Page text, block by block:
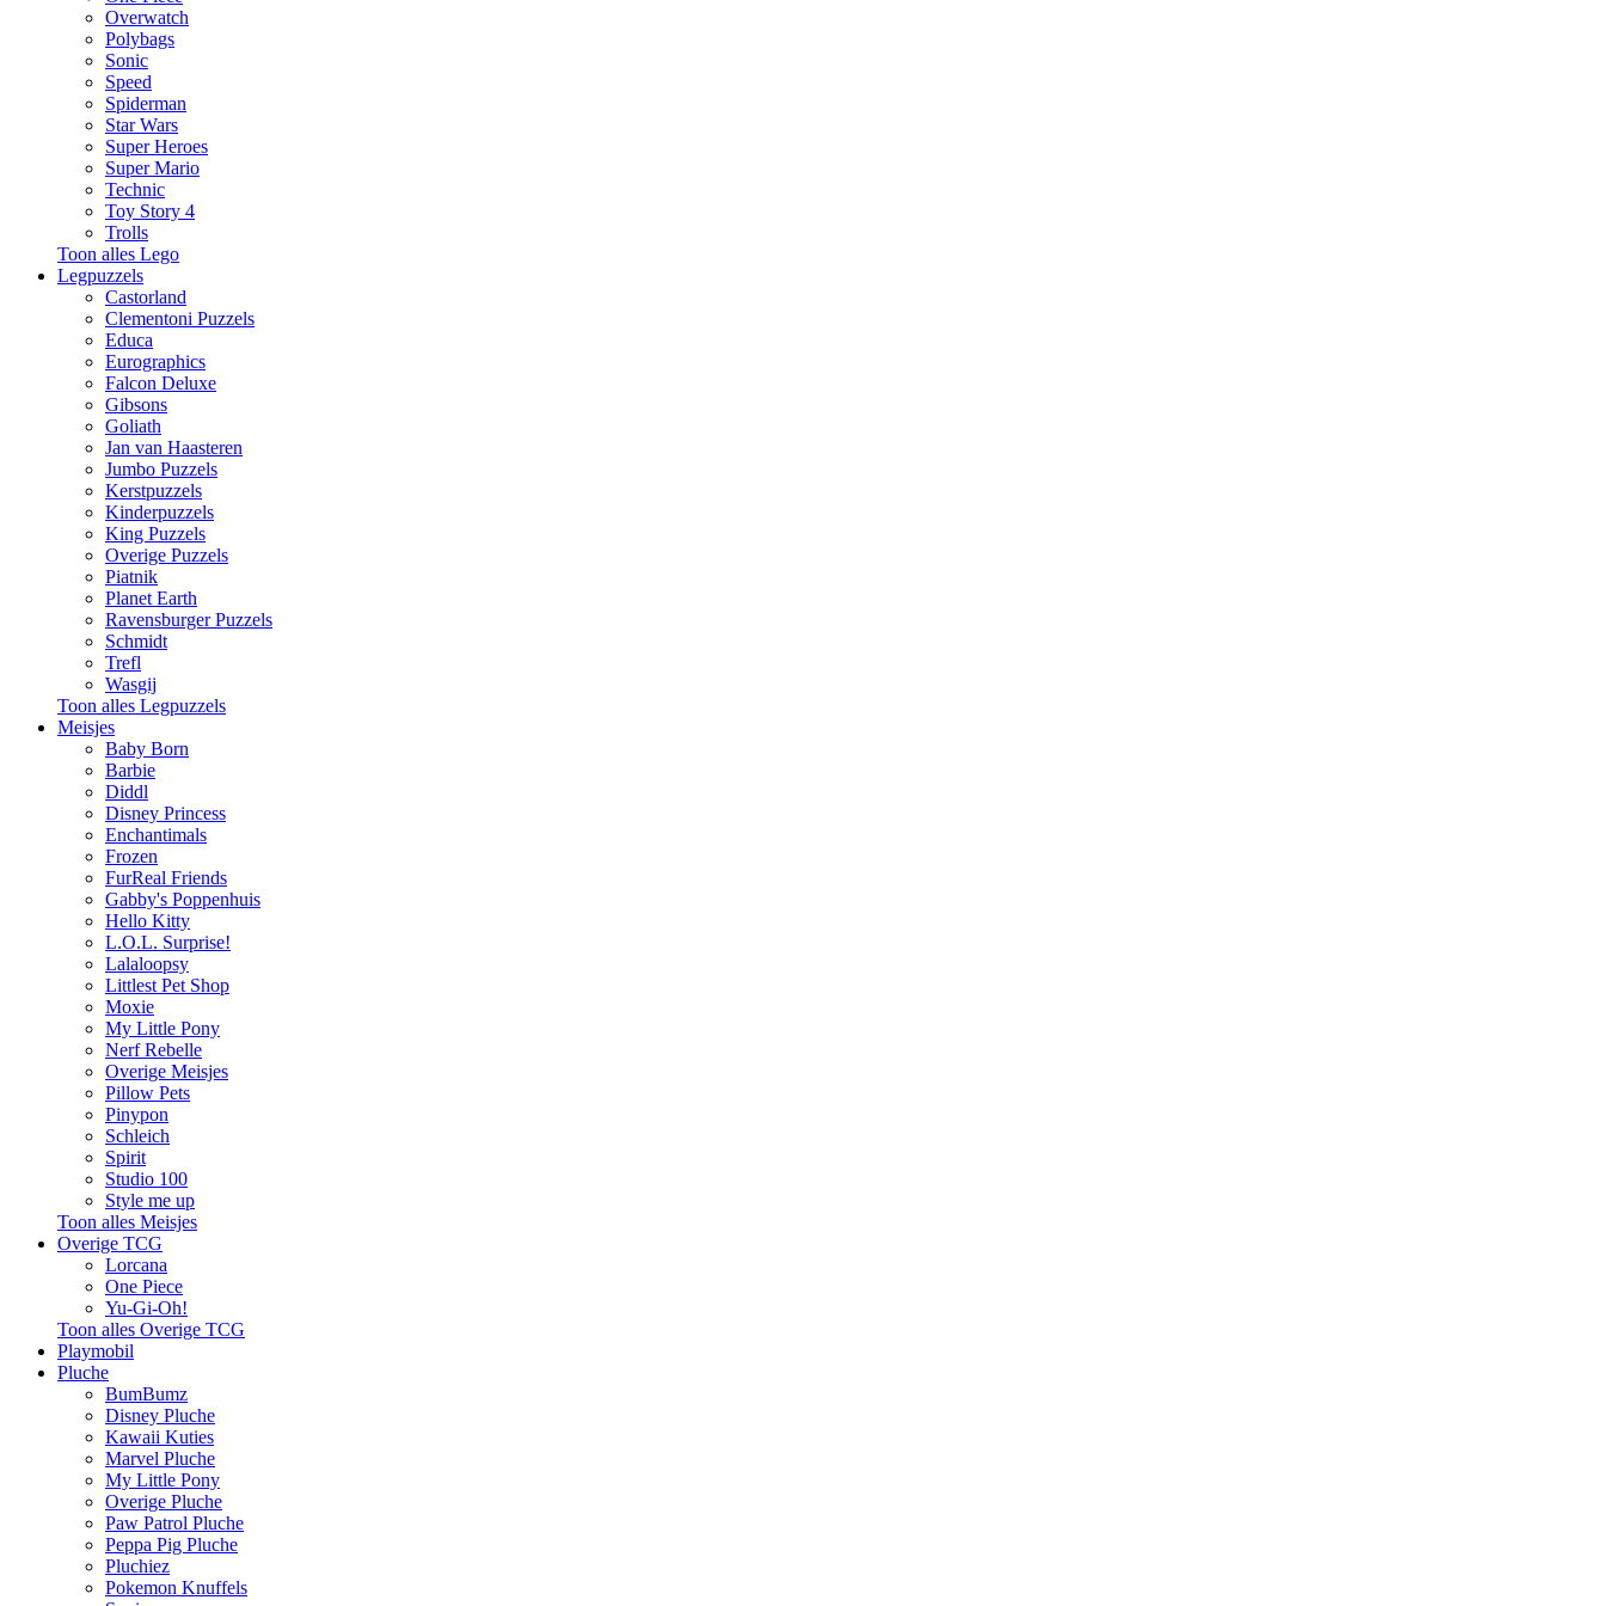
Overwatch
Polybags
Sonic
Speed
Spiderman
Star Wars
Super Heroes
Super Mario
Technic
Toy Story 4
Trolls
Toon alles Lego
Legpuzzels
Castorland
Clementoni Puzzels
Educa
Eurographics
Falcon Deluxe
Gibsons
Goliath
Jan van Haasteren
Jumbo Puzzels
Kerstpuzzels
Kinderpuzzels
King Puzzels
Overige Puzzels
Piatnik
Planet Earth
Ravensburger Puzzels
Schmidt
Trefl
Wasgij
Toon alles Legpuzzels
Meisjes
Baby Born
Barbie
Diddl
Disney Princess
Enchantimals
Frozen
FurReal Friends
Gabby's Poppenhuis
Hello Kitty
L.O.L. Surprise!
Lalaloopsy
Littlest Pet Shop
Moxie
My Little Pony
Nerf Rebelle
Overige Meisjes
Pillow Pets
Pinypon
Schleich
Spirit
Studio 100
Style me up
Toon alles Meisjes
Overige TCG
Lorcana
One Piece
Yu-Gi-Oh!
Toon alles Overige TCG
Playmobil
Pluche
BumBumz
Disney Pluche
Kawaii Kuties
Marvel Pluche
My Little Pony
Overige Pluche
Paw Patrol Pluche
Peppa Pig Pluche
Pluchiez
Pokemon Knuffels